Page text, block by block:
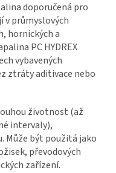
doporučená pro
v průmyslových
hornických a
PC HYDREX
vybavených
ztráty aditivace nebo
životnost (až
intervaly),
být použitá jako
převodových
zařízení.